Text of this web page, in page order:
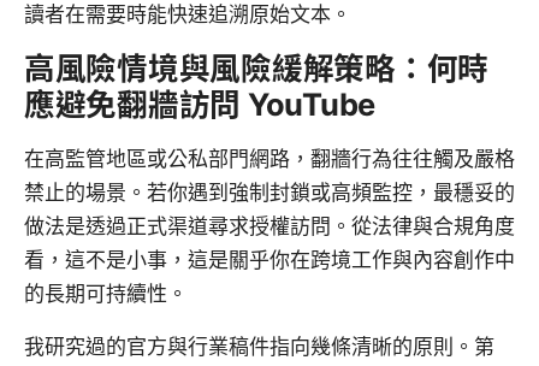
讀者在需要時能快速追溯原始文本。
高風險情境與風險緩解策略：何時
應避免翻牆訪問 YouTube
在高監管地區或公私部門網路，翻牆行為往往觸及嚴格
禁止的場景。若你遇到強制封鎖或高頻監控，最穩妥的
做法是透過正式渠道尋求授權訪問。從法律與合規角度
看，這不是小事，這是關乎你在跨境工作與內容創作中
的長期可持續性。
我研究過的官方與行業稿件指向幾條清晰的原則。第